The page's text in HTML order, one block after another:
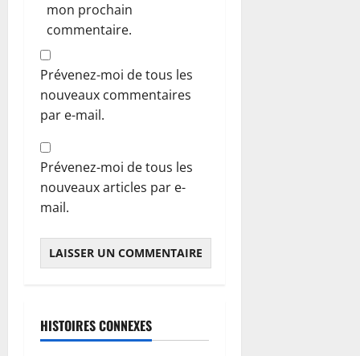
mon prochain
commentaire.
Prévenez-moi de tous les
nouveaux commentaires
par e-mail.
Prévenez-moi de tous les
nouveaux articles par e-
mail.
HISTOIRES CONNEXES